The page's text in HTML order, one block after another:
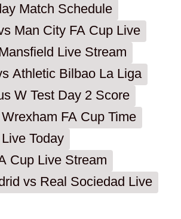
Match Schedule
Man City FA Cup Live
Live Stream
Athletic Bilbao La Liga
W Test Day 2 Score
FA Cup Time
Today
Cup Live Stream
vs Real Sociedad Live